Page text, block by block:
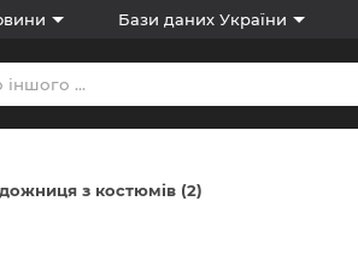
Бази даних України
з костюмів (2)